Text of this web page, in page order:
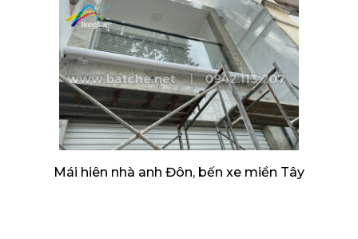
Mái hiên nhà anh Đôn, bến xe miền Tây